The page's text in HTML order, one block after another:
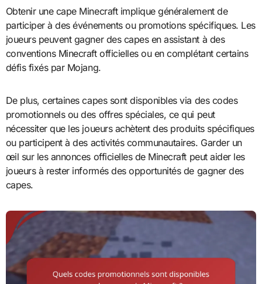
Obtenir une cape Minecraft implique généralement de
participer à des événements ou promotions spécifiques. Les
joueurs peuvent gagner des capes en assistant à des
conventions Minecraft officielles ou en complétant certains
défis fixés par Mojang.
De plus, certaines capes sont disponibles via des codes
promotionnels ou des offres spéciales, ce qui peut
nécessiter que les joueurs achètent des produits spécifiques
ou participent à des activités communautaires. Garder un
œil sur les annonces officielles de Minecraft peut aider les
joueurs à rester informés des opportunités de gagner des
capes.